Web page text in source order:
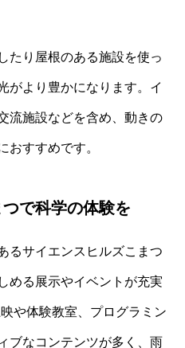
たり屋根のある施設を使っ
がより豊かになります。イ
流施設などを含め、動きの
おすすめです。
で科学の体験を
るサイエンスヒルズこまつ
める展示やイベントが充実
や体験教室、プログラミン
ブなコンテンツが多く、雨